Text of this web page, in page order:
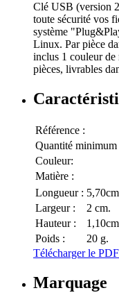
Clé USB (version
toute sécurité vos
système
Linux. Par pièce
inclus 1 couleur de
pièces, livrables
Référence :
Quantité minimum
Couleur:
Matière :
Longueur :
Largeur :
2 cm.
Hauteur :
Poids :
20 g.
Télécharger le
Marquage